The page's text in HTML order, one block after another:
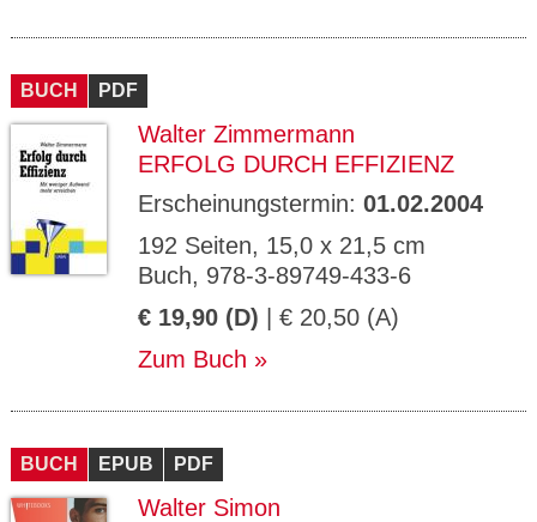
BUCH PDF
Walter Zimmermann
ERFOLG DURCH EFFIZIENZ
Erscheinungstermin: 01.02.2004
192 Seiten, 15,0 x 21,5 cm
Buch, 978-3-89749-433-6
€ 19,90 (D) | € 20,50 (A)
Zum Buch
BUCH EPUB PDF
Walter Simon